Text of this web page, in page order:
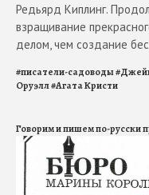
Редьярд Киплинг.
взращивание
делом, чем создание
#писатели-садоводы#
Оруэлл#Агата Кристи
Говорим и пишем по-русски